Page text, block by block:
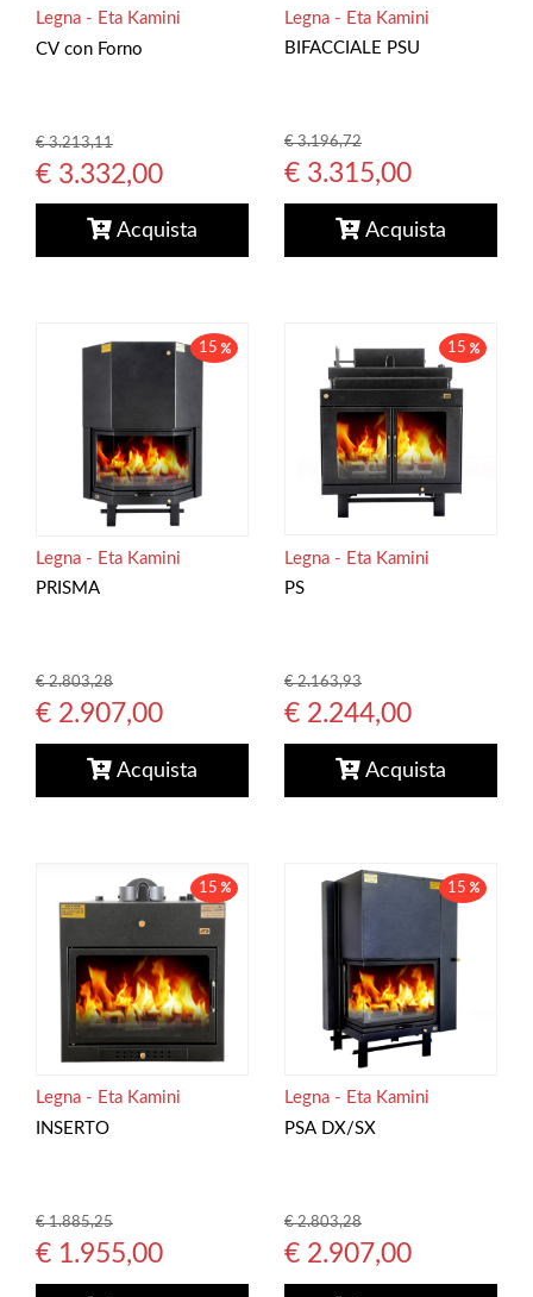
CV con Forno
Legna - Eta Kamini
€ 3.213,11
€ 3.332,00
Acquista
BIFACCIALE PSU
Legna - Eta Kamini
€ 3.196,72
€ 3.315,00
Acquista
15
PRISMA
Legna - Eta Kamini
€ 2.803,28
€ 2.907,00
Acquista
15
PS
Legna - Eta Kamini
€ 2.163,93
€ 2.244,00
Acquista
15
INSERTO
Legna - Eta Kamini
€ 1.885,25
€ 1.955,00
15
PSA DX/SX
Legna - Eta Kamini
€ 2.803,28
€ 2.907,00